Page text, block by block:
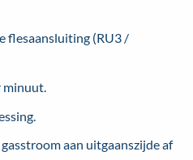
flesaansluiting (RU3 /
minuut.
aan uitgaanszijde af